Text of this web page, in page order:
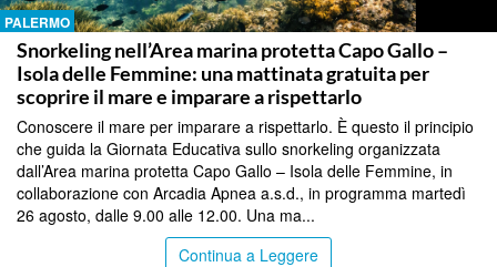
PALERMO
Snorkeling nell’Area marina protetta Capo Gallo –
Isola delle Femmine: una mattinata gratuita per
scoprire il mare e imparare a rispettarlo
Conoscere il mare per imparare a rispettarlo. È questo il principio
che guida la Giornata Educativa sullo snorkeling organizzata
dall’Area marina protetta Capo Gallo – Isola delle Femmine, in
collaborazione con Arcadia Apnea a.s.d., in programma martedì
26 agosto, dalle 9.00 alle 12.00. Una ma...
Continua a Leggere